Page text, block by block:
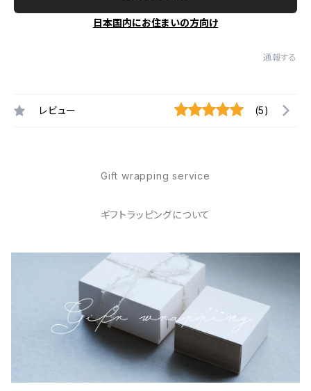
日本国内にお住まいの方向け
通報する
レビュー (5)
Gift wrapping service
ギフトラッピングについて